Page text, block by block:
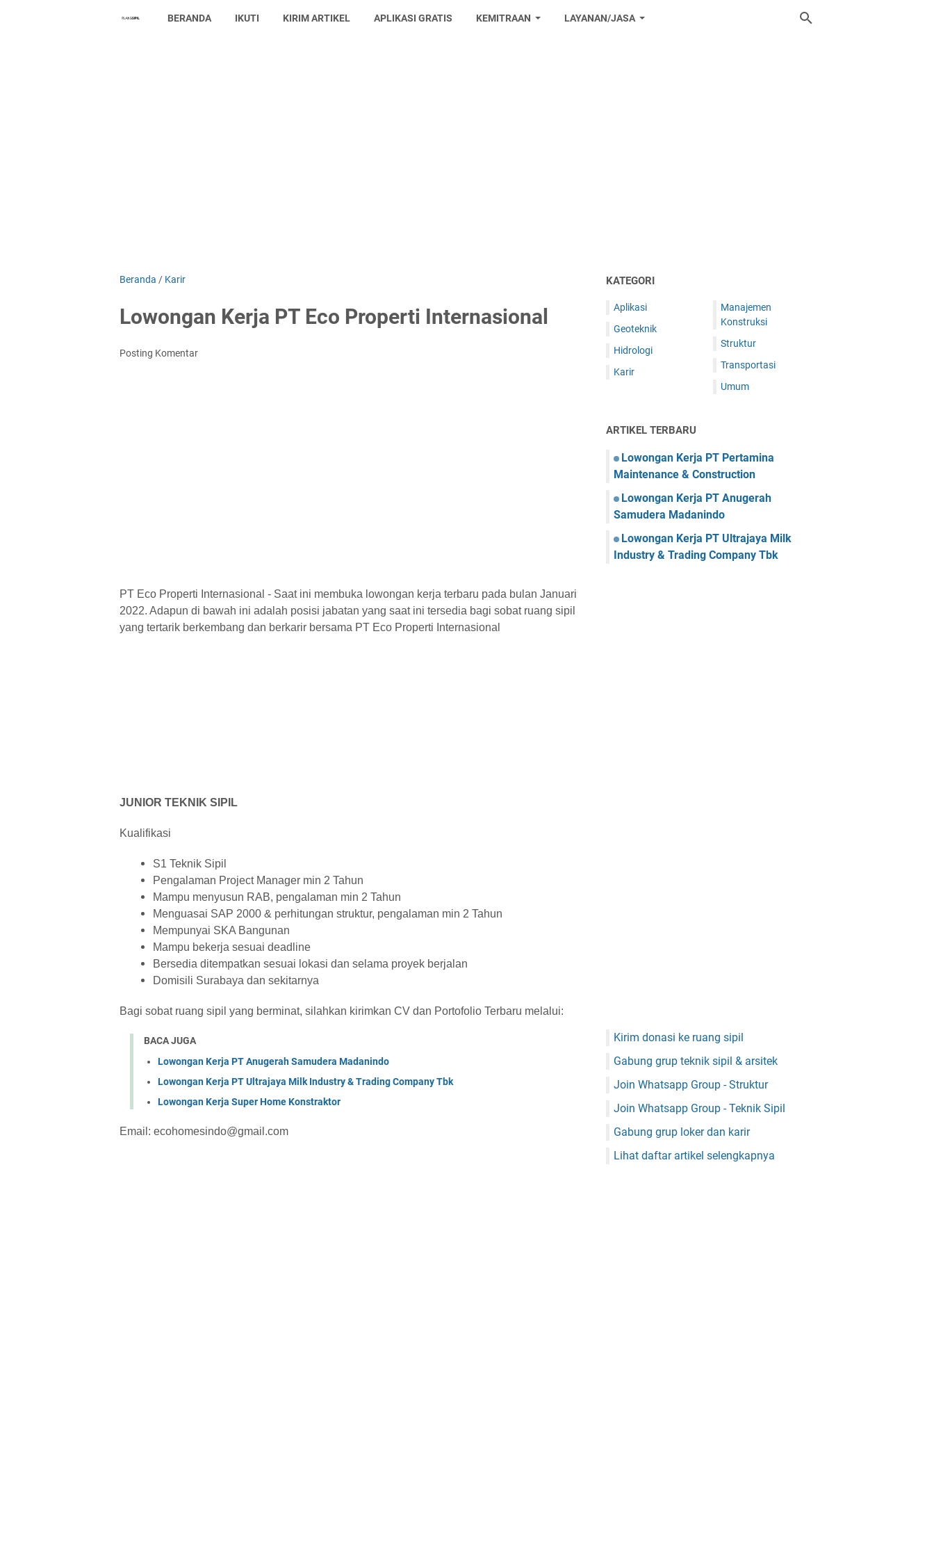
BERANDA IKUTI KIRIM ARTIKEL APLIKASI GRATIS KEMITRAAN LAYANAN/JASA
Beranda / Karir
Lowongan Kerja PT Eco Properti Internasional
Posting Komentar
PT Eco Properti Internasional - Saat ini membuka lowongan kerja terbaru pada bulan Januari
2022. Adapun di bawah ini adalah posisi jabatan yang saat ini tersedia bagi sobat ruang sipil
yang tertarik berkembang dan berkarir bersama PT Eco Properti Internasional
JUNIOR TEKNIK SIPIL
Kualifikasi
S1 Teknik Sipil
Pengalaman Project Manager min 2 Tahun
Mampu menyusun RAB, pengalaman min 2 Tahun
Menguasai SAP 2000 & perhitungan struktur, pengalaman min 2 Tahun
Mempunyai SKA Bangunan
Mampu bekerja sesuai deadline
Bersedia ditempatkan sesuai lokasi dan selama proyek berjalan
Domisili Surabaya dan sekitarnya
Bagi sobat ruang sipil yang berminat, silahkan kirimkan CV dan Portofolio Terbaru melalui:
BACA JUGA
Lowongan Kerja PT Anugerah Samudera Madanindo
Lowongan Kerja PT Ultrajaya Milk Industry & Trading Company Tbk
Lowongan Kerja Super Home Konstraktor
Email: ecohomesindo@gmail.com
KATEGORI
Aplikasi
Geoteknik
Hidrologi
Karir
Manajemen
Konstruksi
Struktur
Transportasi
Umum
ARTIKEL TERBARU
Lowongan Kerja PT Pertamina
Maintenance & Construction
Lowongan Kerja PT Anugerah
Samudera Madanindo
Lowongan Kerja PT Ultrajaya Milk
Industry & Trading Company Tbk
Kirim donasi ke ruang sipil
Gabung grup teknik sipil & arsitek
Join Whatsapp Group - Struktur
Join Whatsapp Group - Teknik Sipil
Gabung grup loker dan karir
Lihat daftar artikel selengkapnya